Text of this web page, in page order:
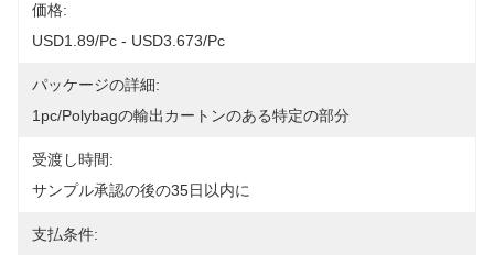
価格:
USD1.89/pc - USD3.673/pc
パッケージの詳細:
1pc/polybagの輸出カートンのある特定の部分
受渡し時間:
サンプル承認の後の35日以内に
支払条件: